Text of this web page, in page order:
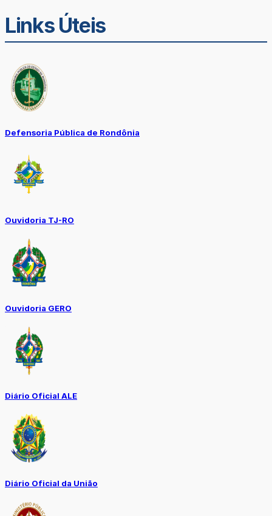
Links Úteis
Defensoria Pública de Rondônia
Ouvidoria TJ-RO
Ouvidoria GERO
Diário Oficial ALE
Diário Oficial da União